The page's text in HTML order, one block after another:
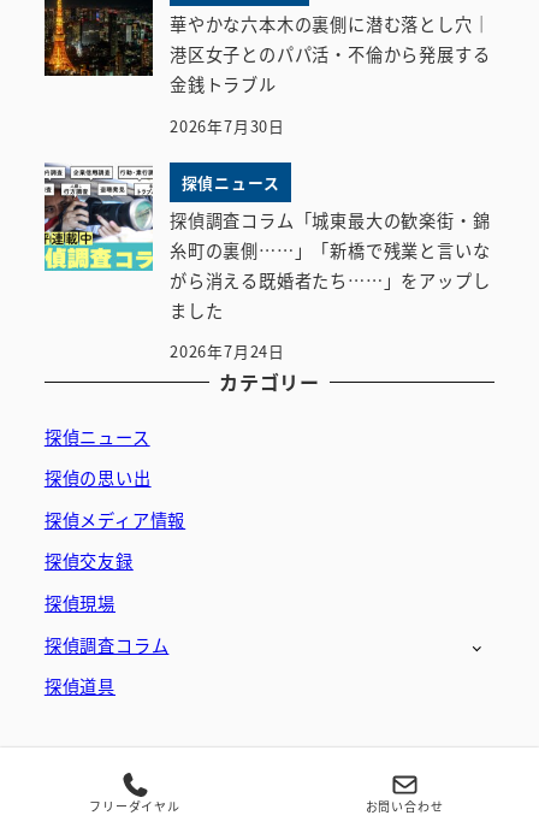
華やかな六本木の裏側に潜む落とし穴｜
港区女子とのパパ活・不倫から発展する
金銭トラブル
2026年7月30日
探偵ニュース
探偵調査コラム「城東最大の歓楽街・錦
糸町の裏側……」「新橋で残業と言いな
がら消える既婚者たち……」をアップし
ました
2026年7月24日
カテゴリー
探偵ニュース
探偵の思い出
探偵メディア情報
探偵交友録
探偵現場
探偵調査コラム
探偵道具
採用情報
フリーダイヤル お問い合わせ